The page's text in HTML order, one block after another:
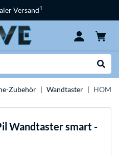
Versand1
Zubehör Wandtaster
Wandtaster smart -